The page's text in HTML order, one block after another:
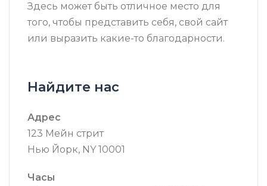
Здесь может быть отличное место для
того, чтобы представить себя, свой сайт
или выразить какие-то благодарности.
Найдите нас
Адрес
123 Мейн стрит
Нью Йорк, NY 10001
Часы